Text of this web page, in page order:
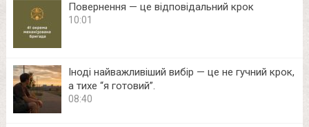
Повернення — це відповідальний крок
10:01
Іноді найважливіший вибір — це не гучний крок,
а тихе “я готовий”.
08:40